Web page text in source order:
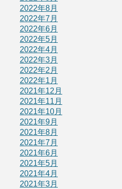
2022年8月
2022年7月
2022年6月
2022年5月
2022年4月
2022年3月
2022年2月
2022年1月
2021年12月
2021年11月
2021年10月
2021年9月
2021年8月
2021年7月
2021年6月
2021年5月
2021年4月
2021年3月